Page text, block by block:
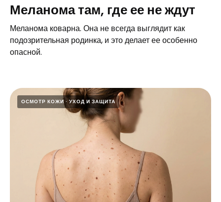
Меланома там, где ее не ждут
Меланома коварна. Она не всегда выглядит как
подозрительная родинка, и это делает ее особенно
опасной.
ОСМОТР КОЖИ УХОД И ЗАЩИТА